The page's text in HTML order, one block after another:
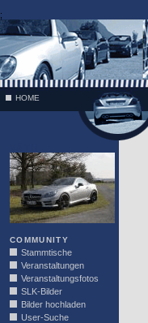
;
HOME
COMMUNITY
Stammtische
Veranstaltungen
Veranstaltungsfotos
SLK-Bilder
Bilder hochladen
User-Suche